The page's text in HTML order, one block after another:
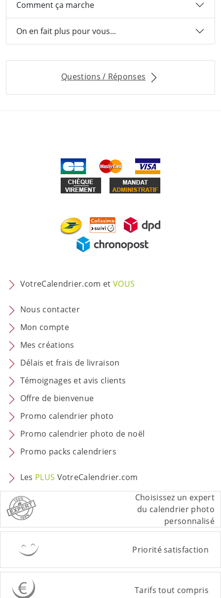
Comment ça marche
On en fait plus pour vous...
Questions / Réponses
VotreCalendrier.com etVOUS
Nous contacter
Mon compte
Mes créations
Délais et frais de livraison
Témoignages et avis clients
Offre de bienvenue
Promo calendrier photo
Promo calendrier photo de noël
Promo packs calendriers
Les PLUS VotreCalendrier.com
Choisissez un expert
du calendrier photo
personnalisé
Priorité satisfaction
Tarifs tout compris